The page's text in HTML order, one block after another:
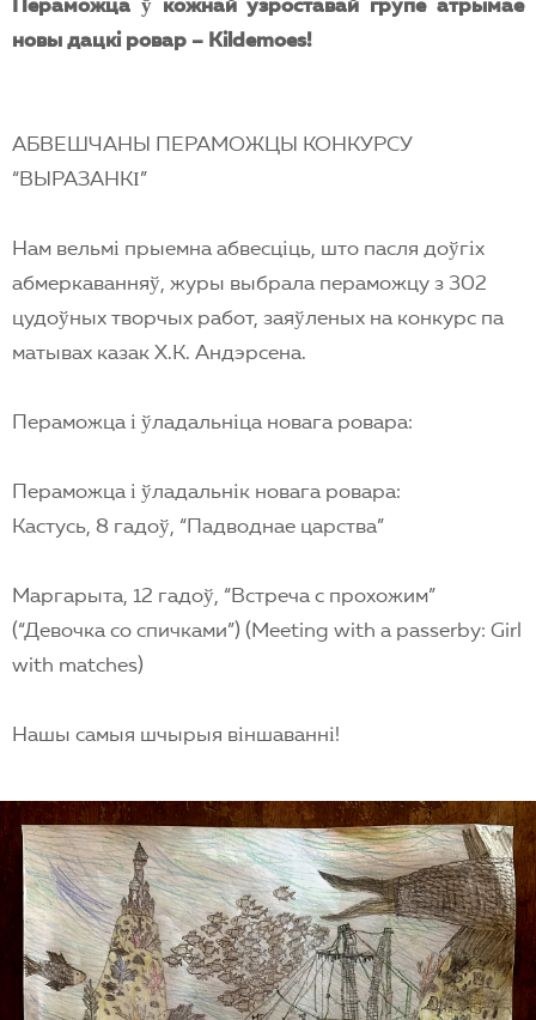
Пераможца ўкожнай узроставай групе атрымае
новы дацкi ровар – Kildemoes!
АБВЕШЧАНЫ ПЕРАМОЖЦЫ КОНКУРСУ
“ВЫРАЗАНКІ”
Нам вельмі прыемна абвесціць, што пасля доўгіх
абмеркаванняў, журы выбрала пераможцу з 302
цудоўных творчых работ, заяўленых на конкурс па
матывах казак Х.К. Андэрсена.
Пераможца і ўладальніца новага ровара:
Пераможца і ўладальнік новага ровара:
Кастусь, 8 гадоў, “Падводнае царства”
Маргарыта, 12 гадоў, “Встреча с прохожим”
(“Девочка со спичками”) (Meeting with a passerby: Girl
with matches)
Нашы самыя шчырыя віншаванні!